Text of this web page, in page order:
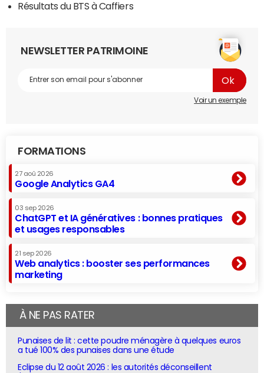
Résultats du BTS à Caffiers
NEWSLETTER PATRIMOINE
Voir un exemple
FORMATIONS
27 aoû 2026
Google Analytics GA4
03 sep 2026
ChatGPT et IA génératives : bonnes pratiques
et usages responsables
21 sep 2026
Web analytics : booster ses performances
marketing
À NE PAS RATER
Punaises de lit : cette poudre ménagère à quelques euros
a tué 100% des punaises dans une étude
Eclipse du 12 août 2026 : les autorités déconseillent